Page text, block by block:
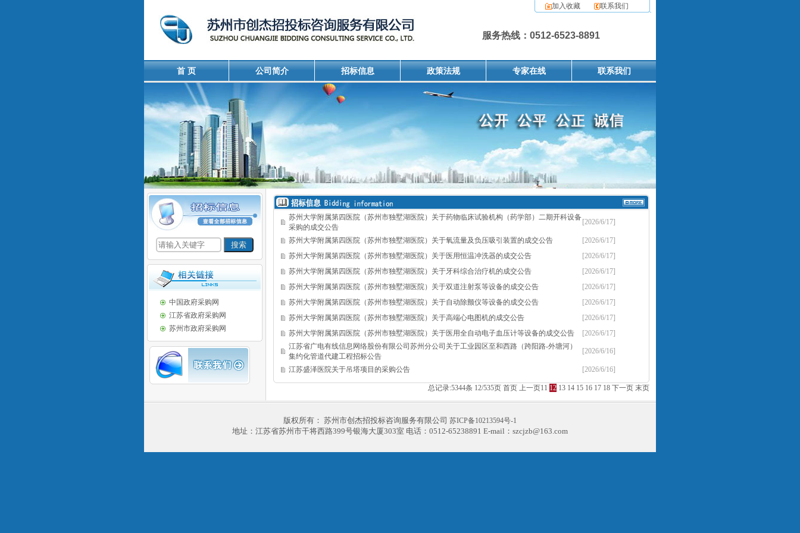
加入收藏 联系我们
服务热线：0512-6523-8891
首 页 公司简介 招标信息 政策法规 专家在线 联系我们
中国政府采购网
江苏省政府采购网
苏州市政府采购网
苏州大学附属第四医院（苏州市独墅湖医院）关于药物临床试验机构（药学部）二期开科设备
采购的成交公告
[2026/6/17]
苏州大学附属第四医院（苏州市独墅湖医院）关于氧流量及负压吸引装置的成交公告
[2026/6/17]
苏州大学附属第四医院（苏州市独墅湖医院）关于医用恒温冲洗器的成交公告
[2026/6/17]
苏州大学附属第四医院（苏州市独墅湖医院）关于牙科综合治疗机的成交公告
[2026/6/17]
苏州大学附属第四医院（苏州市独墅湖医院）关于双道注射泵等设备的成交公告
[2026/6/17]
苏州大学附属第四医院（苏州市独墅湖医院）关于自动除颤仪等设备的成交公告
[2026/6/17]
苏州大学附属第四医院（苏州市独墅湖医院）关于高端心电图机的成交公告
[2026/6/17]
苏州大学附属第四医院（苏州市独墅湖医院）关于医用全自动电子血压计等设备的成交公告
[2026/6/17]
江苏省广电有线信息网络股份有限公司苏州分公司关于工业园区至和西路（跨阳路-外塘河）
集约化管道代建工程招标公告
[2026/6/16]
江苏盛泽医院关于吊塔项目的采购公告 [2026/6/16]
总记录:5344条 12/535页 首页 上一页11 12 13 14 15 16 17 18 下一页 末页
版权所有： 苏州市创杰招投标咨询服务有限公司 苏ICP备10213594号-1
地址：江苏省苏州市干将西路399号银海大厦303室 电话：0512-65238891 E-mail：szcjzb@163.com